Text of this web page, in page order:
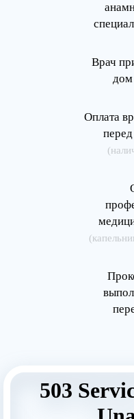
Врач
дом
Оплата